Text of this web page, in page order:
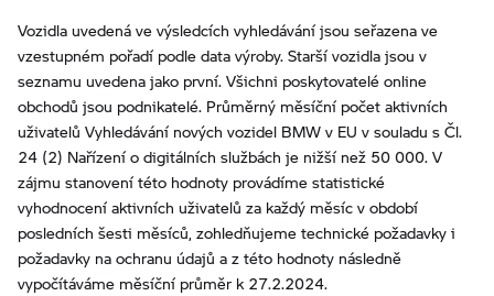
Vozidla uvedená ve výsledcích vyhledávání jsou seřazena ve
vzestupném pořadí podle data výroby. Starší vozidla jsou v
seznamu uvedena jako první. Všichni poskytovatelé online
obchodů jsou podnikatelé. Průměrný měsíční počet aktivních
uživatelů Vyhledávání nových vozidel BMW v EU v souladu s Čl.
24 (2) Nařízení o digitálních službách je nižší než 50 000. V
zájmu stanovení této hodnoty provádíme statistické
vyhodnocení aktivních uživatelů za každý měsíc v období
posledních šesti měsíců, zohledňujeme technické požadavky i
požadavky na ochranu údajů a z této hodnoty následně
vypočítáváme měsíční průměr k 27.2.2024.